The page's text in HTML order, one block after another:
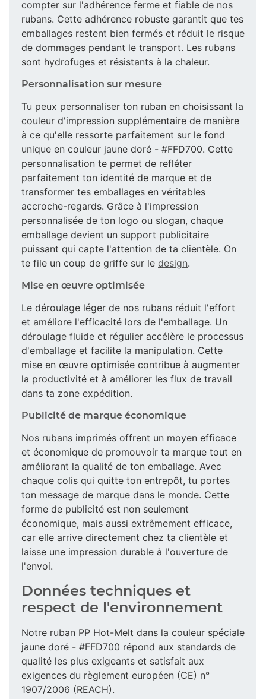
compter sur l'adhérence ferme et fiable de nos
rubans. Cette adhérence robuste garantit que tes
emballages restent bien fermés et réduit le risque
de dommages pendant le transport. Les rubans
sont hydrofuges et résistants à la chaleur.
Personnalisation sur mesure
Tu peux personnaliser ton ruban en choisissant la
couleur d'impression supplémentaire de manière
à ce qu'elle ressorte parfaitement sur le fond
unique en couleur jaune doré - #FFD700. Cette
personnalisation te permet de refléter
parfaitement ton identité de marque et de
transformer tes emballages en véritables
accroche-regards. Grâce à l'impression
personnalisée de ton logo ou slogan, chaque
emballage devient un support publicitaire
puissant qui capte l'attention de ta clientèle. On
te file un coup de griffe sur le design.
Mise en œuvre optimisée
Le déroulage léger de nos rubans réduit l'effort
et améliore l'efficacité lors de l'emballage. Un
déroulage fluide et régulier accélère le processus
d'emballage et facilite la manipulation. Cette
mise en œuvre optimisée contribue à augmenter
la productivité et à améliorer les flux de travail
dans ta zone expédition.
Publicité de marque économique
Nos rubans imprimés offrent un moyen efficace
et économique de promouvoir ta marque tout en
améliorant la qualité de ton emballage. Avec
chaque colis qui quitte ton entrepôt, tu portes
ton message de marque dans le monde. Cette
forme de publicité est non seulement
économique, mais aussi extrêmement efficace,
car elle arrive directement chez ta clientèle et
laisse une impression durable à l'ouverture de
l'envoi.
Données techniques et
respect de l'environnement
Notre ruban PP Hot-Melt dans la couleur spéciale
jaune doré - #FFD700 répond aux standards de
qualité les plus exigeants et satisfait aux
exigences du règlement européen (CE) n°
1907/2006 (REACH).